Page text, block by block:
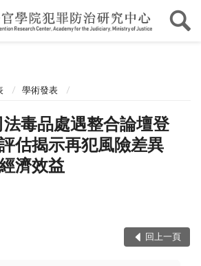
學術發表
毒品處遇整合論壇登
估揭示再犯風險差異
濟效益
回上一頁